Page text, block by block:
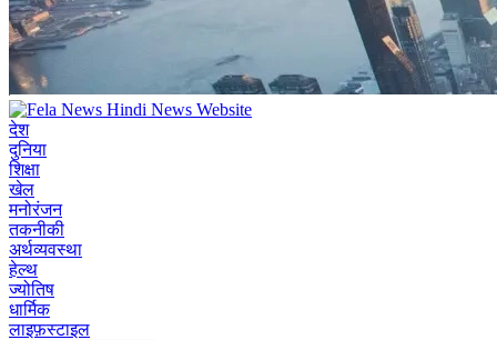
देश
दुनिया
शिक्षा
खेल
मनोरंजन
तकनीकी
अर्थव्यवस्था
हेल्थ
ज्योतिष
धार्मिक
लाइफ़स्टाइल